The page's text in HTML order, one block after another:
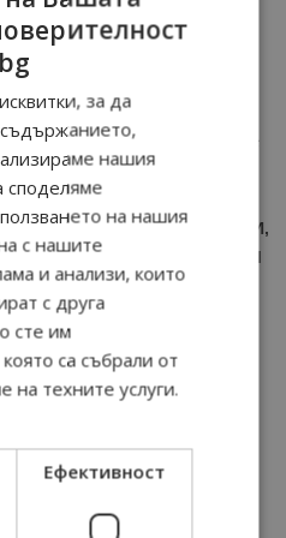
Македония и Румъния, тя
на хотелите и
за управление на
над 100 хотелиери
на устойчиви бизнес
ценообобразуване.
НА АВИОКОМПАНИИ,
- ПРИСЪЕДИНЕТЕ СЕ КЪМ
- ВКЛЮЧИ СЕ ТУК
новини
VIBER
YOUTUBE
за да
нашия
споделяме
на нашия
с нашите
и анализи, които
с друга
сте им
са събрали от
на техните услуги.
Ефективност